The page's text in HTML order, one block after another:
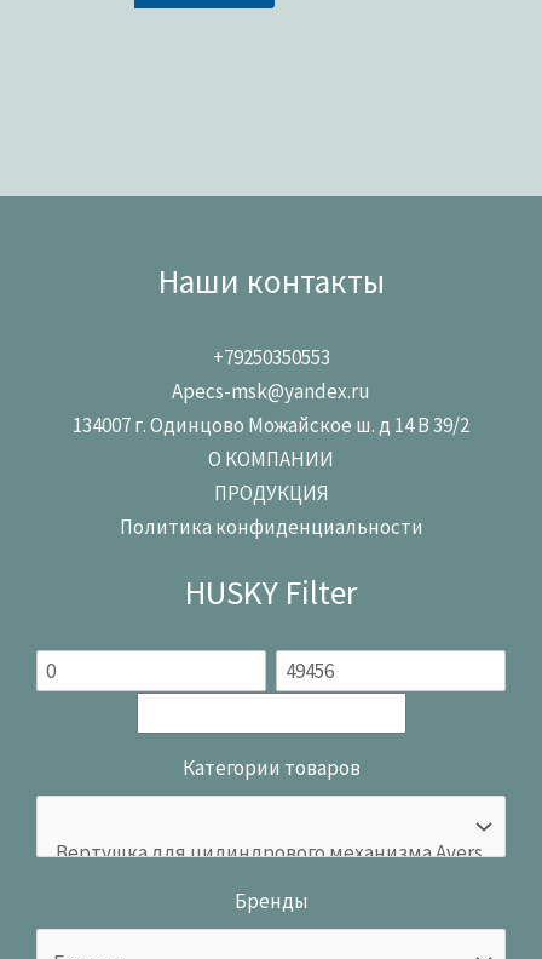
Наши контакты
+79250350553
Apecs-msk@yandex.ru
134007 г. Одинцово Можайское ш. д 14 В 39/2
О КОМПАНИИ
ПРОДУКЦИЯ
Политика конфиденциальности
HUSKY Filter
Категории товаров
Бренды